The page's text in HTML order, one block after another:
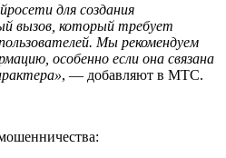
для создания
вызов, который требует
Мы рекомендуем
особенно если она связана
, — добавляют в МТС.